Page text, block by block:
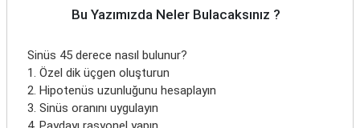
Bu Yazımızda Neler Bulacaksınız ?
Sinüs 45 derece nasıl bulunur?
1. Özel dik üçgen oluşturun
2. Hipotenüs uzunluğunu hesaplayın
3. Sinüs oranını uygulayın